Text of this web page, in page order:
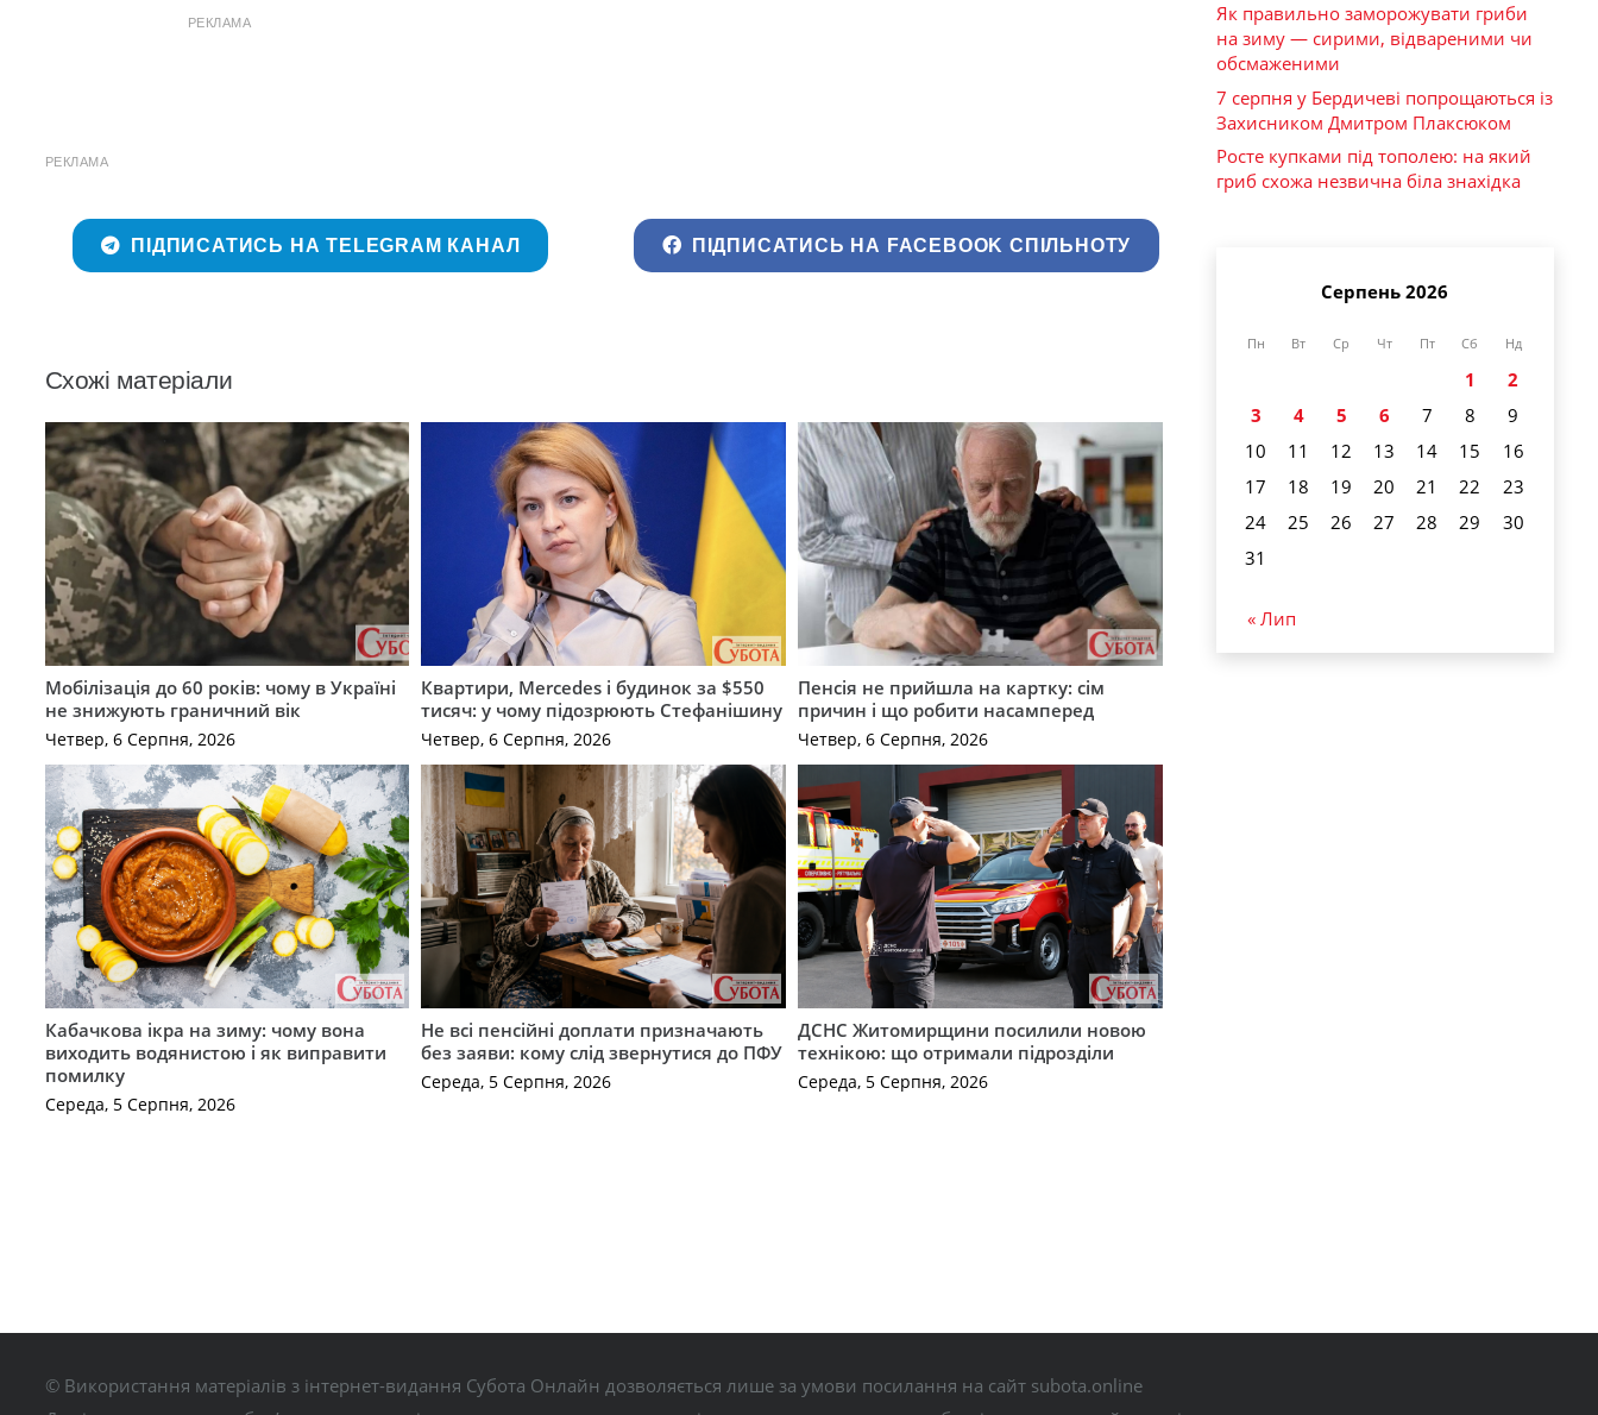
РЕКЛАМА
РЕКЛАМА
ПІДПИСАТИСЬ НА TELEGRAM КАНАЛ ПІДПИСАТИСЬ НА FACEBOOK СПІЛЬНОТУ
Схожі матеріали
Мобілізація до 60 років: чому в Україні
не знижують граничний вік
Четвер, 6 Серпня, 2026
Квартири, Mercedes і будинок за $550
тисяч: у чому підозрюють Стефанішину
Четвер, 6 Серпня, 2026
Пенсія не прийшла на картку: сім
причин і що робити насамперед
Четвер, 6 Серпня, 2026
Кабачкова ікра на зиму: чому вона
виходить водянистою і як виправити
помилку
Середа, 5 Серпня, 2026
Не всі пенсійні доплати призначають
без заяви: кому слід звернутися до ПФУ
Середа, 5 Серпня, 2026
ДСНС Житомирщини посилили новою
технікою: що отримали підрозділи
Середа, 5 Серпня, 2026
Як правильно заморожувати гриби
на зиму — сирими, відвареними чи
обсмаженими
7 серпня у Бердичеві попрощаються із
Захисником Дмитром Плаксюком
Росте купками під тополею: на який
гриб схожа незвична біла знахідка
Серпень 2026
Пн Вт Ср Чт Пт Сб Нд
1
2
3
4 5 6 7 8
9
10
11 12 13 14 15
16
17
18 19 20 21 22
23
24
25 26 27 28 29
30
31
« Лип
© Використання матеріалів з інтернет-видання Субота Онлайн дозволяється лише за умови посилання на сайт subota.online